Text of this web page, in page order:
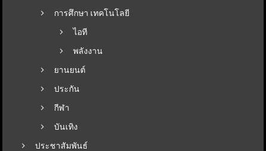
การศึกษา เทคโนโลยี
ไอที
พลังงาน
ยานยนต์
ประกัน
กีฬา
บันเทิง
ประชาสัมพันธ์